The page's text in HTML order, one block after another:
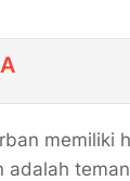
memiliki
adalah